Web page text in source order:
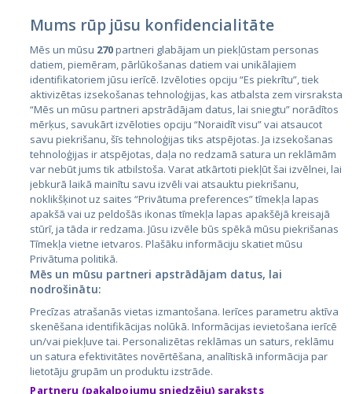
Valstis
Igaunija
Latvija
Lietuva
City24.lv
City24.ee
GetaPro.lv
GetaPro.ee
Skelbiu.lt
CVbankas.lt
Kainos.lt
Paslaugos.lt
auto24.ee
Mums rūp jūsu konfidencialitāte
Mēs un mūsu 270partneri glabājam un piekļūstam personas
datiem, piemēram, pārlūkošanas datiem vai unikālajiem
identifikatoriem jūsu ierīcē. Izvēloties opciju “Es piekrītu”, tiek
aktivizētas izsekošanas tehnoloģijas, kas atbalsta zem virsraksta
“Mēs un mūsu partneri apstrādājam datus, lai sniegtu” norādītos
mērķus, savukārt izvēloties opciju “Noraidīt visu” vai atsaucot
savu piekrišanu, šīs tehnoloģijas tiks atspējotas. Ja izsekošanas
tehnoloģijas ir atspējotas, daļa no redzamā satura un reklāmām
var nebūt jums tik atbilstoša. Varat atkārtoti piekļūt šai izvēlnei, lai
jebkurā laikā mainītu savu izvēli vai atsauktu piekrišanu,
noklikšķinot uz saites “Privātuma preferences” tīmekļa lapas
apakšā vai uz peldošās ikonas tīmekļa lapas apakšējā kreisajā
stūrī, ja tāda ir redzama. Jūsu izvēle būs spēkā mūsu piekrišanas
Tīmekļa vietne ietvaros. Plašāku informāciju skatiet mūsu
Privātuma politikā.
Mēs un mūsu partneri apstrādājam datus, lai
nodrošinātu:
Precīzas atrašanās vietas izmantošana. Ierīces parametru aktīva
skenēšana identifikācijas nolūkā. Informācijas ievietošana ierīcē
un/vai piekļuve tai. Personalizētas reklāmas un saturs, reklāmu
un satura efektivitātes novērtēšana, analītiskā informācija par
lietotāju grupām un produktu izstrāde.
Partneru (pakalpojumu sniedzēju) saraksts